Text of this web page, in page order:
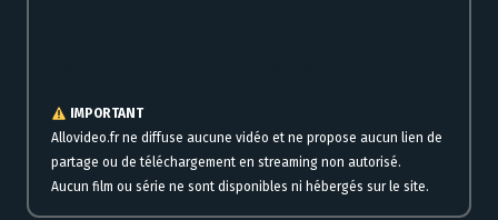
IMPORTANT
Allovideo.fr ne diffuse aucune vidéo et ne propose aucun lien de
partage ou de téléchargement en streaming non autorisé.
Aucun film ou série ne sont disponibles ni hébergés sur le site.